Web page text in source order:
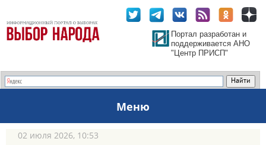
Портал разработан и
поддерживается АНО
"Центр ПРИСП"
Меню
02 июля 2026, 10:53